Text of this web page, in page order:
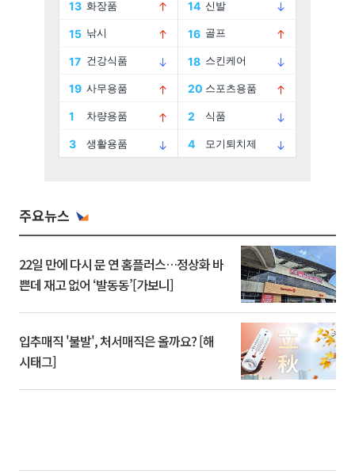
주요뉴스
22일 만에 다시 문 연 홈플러스…정상화 바
쁜데 재고 없어 ‘발동동’[가보니]
입추매직 '불발', 처서매직은 올까요? [해
시태그]